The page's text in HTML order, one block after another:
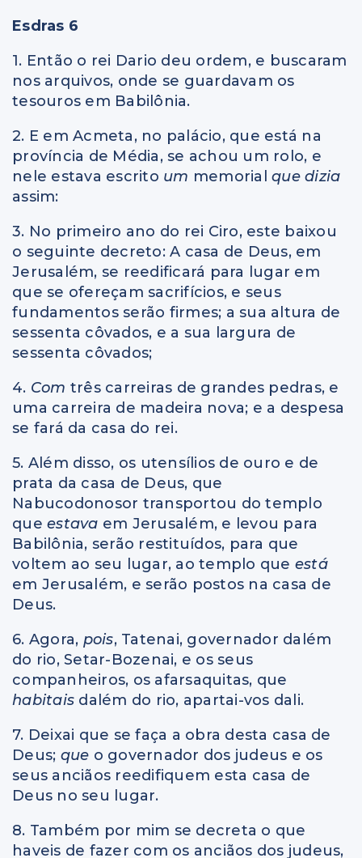
Esdras 6
1. Então o rei Dario deu ordem, e buscaram
nos arquivos, onde se guardavam os
tesouros em Babilônia.
2. E em Acmeta, no palácio, que está na
província de Média, se achou um rolo, e
nele estava escrito um memorial que dizia
assim:
3. No primeiro ano do rei Ciro, este baixou
o seguinte decreto: A casa de Deus, em
Jerusalém, se reedificará para lugar em
que se ofereçam sacrifícios, e seus
fundamentos serão firmes; a sua altura de
sessenta côvados, e a sua largura de
sessenta côvados;
4. Com três carreiras de grandes pedras, e
uma carreira de madeira nova; e a despesa
se fará da casa do rei.
5. Além disso, os utensílios de ouro e de
prata da casa de Deus, que
Nabucodonosor transportou do templo
que estava em Jerusalém, e levou para
Babilônia, serão restituídos, para que
voltem ao seu lugar, ao templo que está
em Jerusalém, e serão postos na casa de
Deus.
6. Agora, pois, Tatenai, governador dalém
do rio, Setar-Bozenai, e os seus
companheiros, os afarsaquitas, que
habitais dalém do rio, apartai-vos dali.
7. Deixai que se faça a obra desta casa de
Deus; que o governador dos judeus e os
seus anciãos reedifiquem esta casa de
Deus no seu lugar.
8. Também por mim se decreta o que
haveis de fazer com os anciãos dos judeus,